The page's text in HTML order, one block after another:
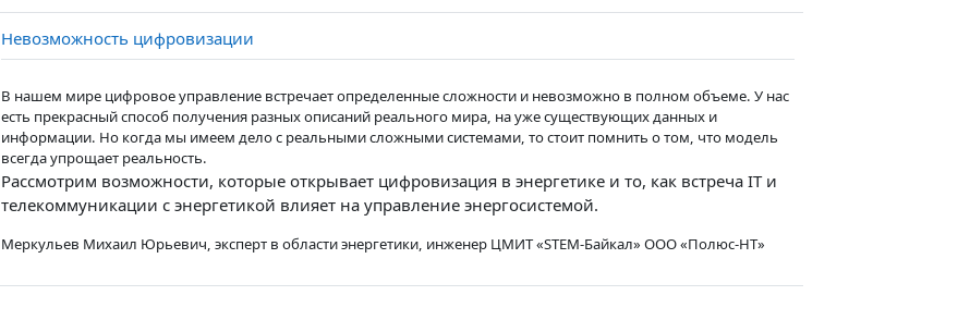
Невозможность цифровизацииСтраница
В нашем мире цифровое управление встречает определенные сложности и невозможно в полном объеме. У нас
есть прекрасный способ получения разных описаний реального мира, на уже существующих данных и
информации. Но когда мы имеем дело с реальными сложными системами, то стоит помнить о том, что модель
всегда упрощает реальность.
Рассмотрим возможности, которые открывает цифровизация в энергетике и то, как встреча IT и
телекоммуникации с энергетикой влияет на управление энергосистемой.
Меркульев Михаил Юрьевич, эксперт в области энергетики, инженер ЦМИТ «STEM-Байкал» ООО «Полюс-НТ»